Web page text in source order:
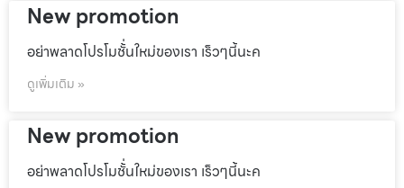
New promotion
อย่าพลาดโปรโมชั้่นใหม่ของเรา เร็วๆนี้นะค
ดูเพิ่มเติม »
New promotion
อย่าพลาดโปรโมชั้่นใหม่ของเรา เร็วๆนี้นะค